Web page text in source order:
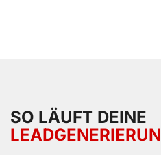
SO LÄUFT DEINE